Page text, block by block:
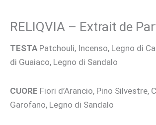
RELIQVIA – Extrait de
TESTAPatchouli, Incenso, Legno di
di Guaiaco, Legno di Sandalo
CUORE Fiori d’Arancio, Pino Silvestre,
Garofano, Legno di Sandalo